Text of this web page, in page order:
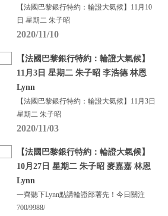
【法國巴黎銀行特約：輪證大氣候】11月10
日 星期二 朱子昭
2020/11/10
【法國巴黎銀行特約：輪證大氣候】
11月3日 星期二 朱子昭 李浩德 林恩
Lynn
【法國巴黎銀行特約：輪證大氣候】11月3日
星期二 朱子昭
2020/11/03
【法國巴黎銀行特約：輪證大氣候】
10月27日 星期二 朱子昭 麥嘉嘉 林恩
Lynn
一齊聽下Lynn點講輪證部署先！今日關注
700/9988/